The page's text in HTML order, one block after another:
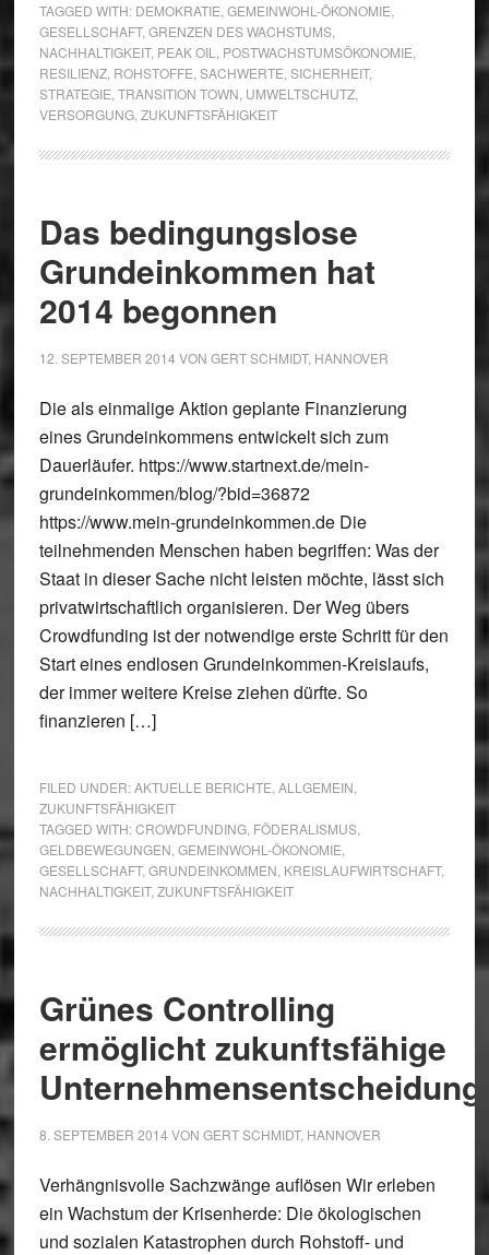
TAGGED WITH: DEMOKRATIE GEMEINWOHL-ÖKONOMIE
GESELLSCHAFT, GRENZEN DES WACHSTUMS,
NACHHALTIGKEIT, PEAK OIL POSTWACHSTUMSÖKONOMIE
RESILIENZ, ROHSTOFFE SACHWERTE SICHERHEIT,
STRATEGIE TRANSITION TOWN UMWELTSCHUTZ,
VERSORGUNG, ZUKUNFTSFÄHIGKEIT
Das bedingungslose
Grundeinkommen hat
2014 begonnen
12. SEPTEMBER 2014 VON GERT SCHMIDT, HANNOVER
Die als einmalige Aktion geplante Finanzierung
eines Grundeinkommens entwickelt sich zum
Dauerläufer. https://www.startnext.de/mein-
grundeinkommen/blog/?bid=36872
https://www.mein-grundeinkommen.de Die
teilnehmenden Menschen haben begriffen: Was der
Staat in dieser Sache nicht leisten möchte, lässt sich
privatwirtschaftlich organisieren. Der Weg übers
Crowdfunding ist der notwendige erste Schritt für den
Start eines endlosen Grundeinkommen-Kreislaufs,
der immer weitere Kreise ziehen dürfte. So
finanzieren […]
FILED UNDER:AKTUELLE BERICHTE ALLGEMEIN
ZUKUNFTSFÄHIGKEIT
TAGGED WITH:CROWDFUNDING, FÖDERALISMUS,
GELDBEWEGUNGEN GEMEINWOHL-ÖKONOMIE
GESELLSCHAFT, GRUNDEINKOMMEN KREISLAUFWIRTSCHAFT,
NACHHALTIGKEIT, ZUKUNFTSFÄHIGKEIT
Grünes Controlling
ermöglicht zukunftsfähige
8. SEPTEMBER 2014 VON GERT SCHMIDT, HANNOVER
Verhängnisvolle Sachzwänge auflösen Wir erleben
ein Wachstum der Krisenherde: Die ökologischen
und sozialen Katastrophen durch Rohstoff- und